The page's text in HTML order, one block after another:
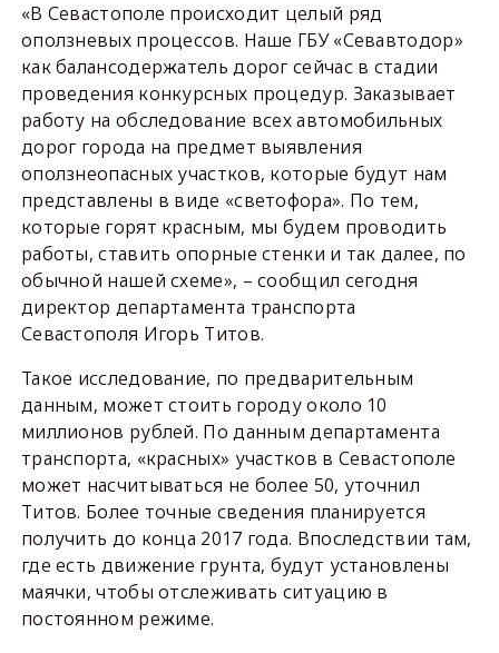
«В Севастополе происходит целый ряд
оползневых процессов. Наше ГБУ «Севавтодор»
как балансодержатель дорог сейчас в стадии
проведения конкурсных процедур. Заказывает
работу на обследование всех автомобильных
дорог города на предмет выявления
оползнеопасных участков, которые будут нам
представлены в виде «светофора». По тем,
которые горят красным, мы будем проводить
работы, ставить опорные стенки и так далее, по
обычной нашей схеме», – сообщил сегодня
директор департамента транспорта
Севастополя Игорь Титов.
Такое исследование, по предварительным
данным, может стоить городу около 10
миллионов рублей. По данным департамента
транспорта, «красных» участков в Севастополе
может насчитываться не более 50, уточнил
Титов. Более точные сведения планируется
получить до конца 2017 года. Впоследствии там,
где есть движение грунта, будут установлены
маячки, чтобы отслеживать ситуацию в
постоянном режиме.